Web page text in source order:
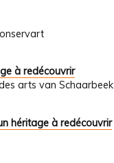
à redécouvrir
arts van Schaarbeek
héritage à redécouvrir